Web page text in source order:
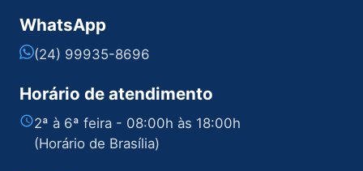
WhatsApp
(24) 99935-8696
Horário de atendimento
2ª à 6ª feira - 08:00h às 18:00h
(Horário de Brasília)